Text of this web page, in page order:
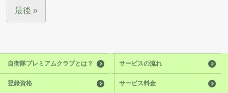
最後 »
自衛隊プレミアムクラブとは？ サービスの流れ
登録資格 サービス料金